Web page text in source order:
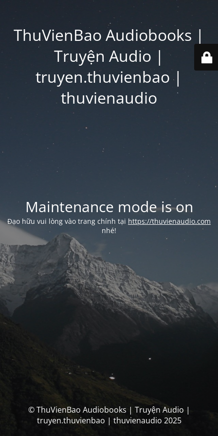
ThuVienBao Audiobooks |
Truyện Audio |
truyen.thuvienbao |
thuvienaudio
Maintenance mode is on
Đạo hữu vui lòng vào trang chính tại https://thuvienaudio.com
nhé!
© ThuVienBao Audiobooks | Truyện Audio |
truyen.thuvienbao | thuvienaudio 2025